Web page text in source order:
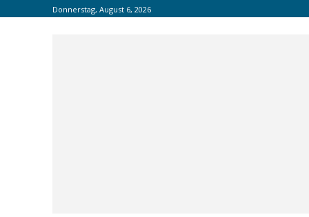
Donnerstag, August 6, 2026